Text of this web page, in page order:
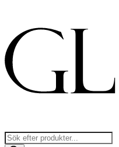
Products